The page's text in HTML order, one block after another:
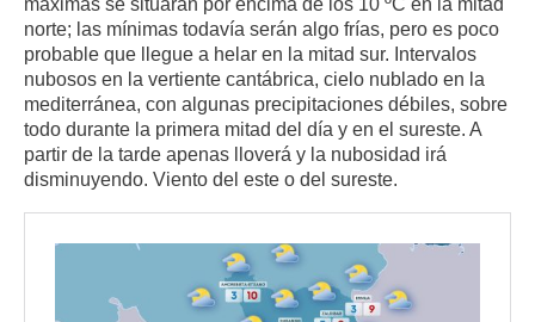
norte; las mínimas todavía serán algo frías, pero es poco
probable que llegue a helar en la mitad sur. Intervalos
nubosos en la vertiente cantábrica, cielo nublado en la
mediterránea, con algunas precipitaciones débiles, sobre
todo durante la primera mitad del día y en el sureste. A
partir de la tarde apenas lloverá y la nubosidad irá
disminuyendo. Viento del este o del sureste.